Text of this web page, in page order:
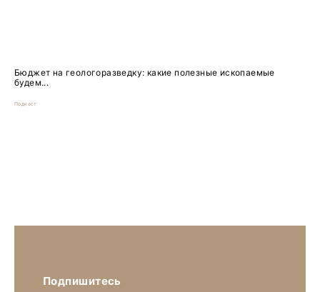
Бюджет на геологоразведку: какие полезные ископаемые
будем...
Подкаст
Подпишитесь